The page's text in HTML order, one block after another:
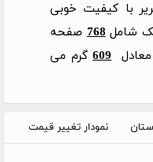
با کیفیت خوبی
شامل768صفحه
609 گرم می
نمودار تغییر قیمت